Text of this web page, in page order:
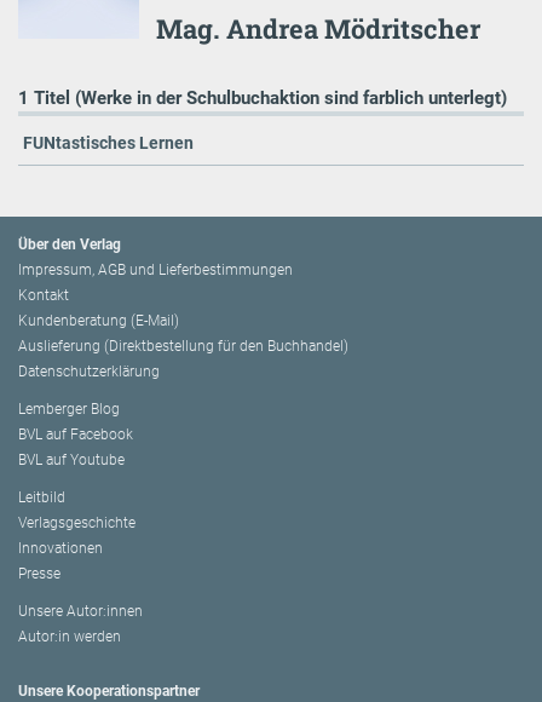
Mag. Andrea Mödritscher
1 Titel (Werke in der Schulbuchaktion sind farblich unterlegt)
FUNtastisches Lernen
Über den Verlag
Impressum, AGB und Lieferbestimmungen
Kontakt
Kundenberatung (E-Mail)
Auslieferung (Direktbestellung für den Buchhandel)
Datenschutzerklärung
Lemberger Blog
BVL auf Facebook
BVL auf Youtube
Leitbild
Verlagsgeschichte
Innovationen
Presse
Unsere Autor:innen
Autor:in werden
Unsere Kooperationspartner